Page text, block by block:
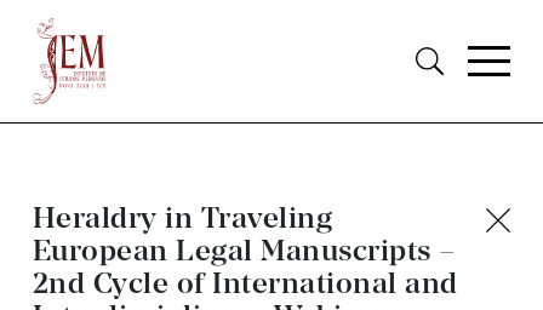
Heraldry in Traveling
European Legal Manuscripts –
2nd Cycle of International and